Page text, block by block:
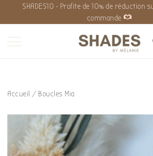
SHADES10 - Profite de 10% de réduction
commande
Accueil / Boucles Mia